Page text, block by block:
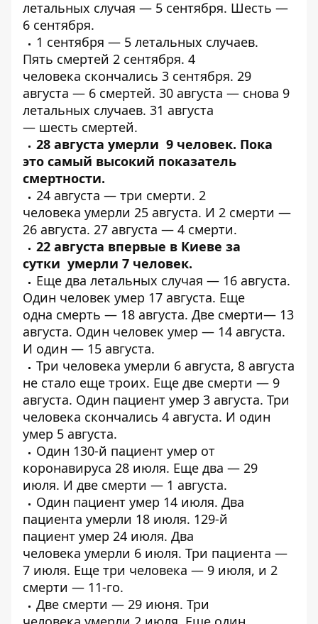
летальных случая — 5 сентября. Шесть —
6 сентября.
1 сентября — 5 летальных случаев.
Пять смертей 2 сентября. 4
человека скончались 3 сентября. 29
августа — 6 смертей. 30 августа — снова 9
летальных случаев. 31 августа
— шесть смертей.
28 августа умерли 9 человек. Пока
это самый высокий показатель
смертности.
24 августа — три смерти. 2
человека умерли 25 августа. И 2 смерти —
26 августа. 27 августа — 4 смерти.
22 августа впервые в Киеве за
сутки умерли 7 человек.
Еще два летальных случая — 16 августа.
Один человек умер 17 августа. Еще
одна смерть — 18 августа. Две смерти— 13
августа. Один человек умер — 14 августа.
И один — 15 августа.
Три человека умерли 6 августа, 8 августа
не стало еще троих. Еще две смерти — 9
августа. Один пациент умер 3 августа. Три
человека скончались 4 августа. И один
умер 5 августа.
Один 130-й пациент умер от
коронавируса 28 июля. Еще два — 29
июля. И две смерти — 1 августа.
Один пациент умер 14 июля. Два
пациента умерли 18 июля. 129-й
пациент умер 24 июля. Два
человека умерли 6 июля. Три пациента —
7 июля. Еще три человека — 9 июля, и 2
смерти — 11-го.
Две смерти — 29 июня. Три